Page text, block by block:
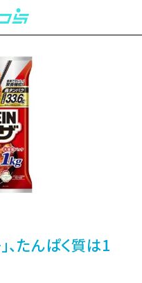
、たんぱく質は1